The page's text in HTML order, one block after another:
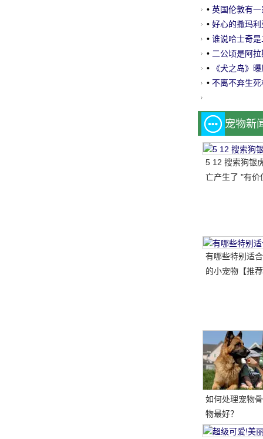
• 英国伦敦有
派对
• 好心的撒玛
这不是狗。
• 谁说哈士奇
• 二公顷是阿
么品种？
•
《犬之岛》
• 不离不弃生
宠物新
5 12 搜索狗银
亡产生了 "有价
有哪些特别适
的小宠物【推
如何处理宠物
物最好？